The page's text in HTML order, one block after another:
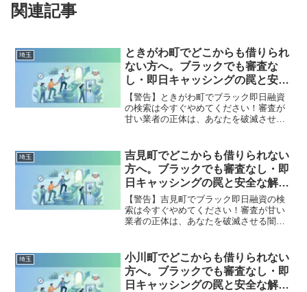
関連記事
埼玉
ときがわ町でどこからも借りられ
ない方へ。ブラックでも審査な
し・即日キャッシングの罠と安全
な解決策
【警告】ときがわ町でブラック即日融資
の検索は今すぐやめてください！審査が
甘い業者の正体は、あなたを破滅させる
ときがわ町で違法業者を避け、借金地獄
から抜け出した方々の実体験と確実な解
決策を完全公開。
埼玉
吉見町でどこからも借りられない
方へ。ブラックでも審査なし・即
日キャッシングの罠と安全な解決
策
【警告】吉見町でブラック即日融資の検
索は今すぐやめてください！審査が甘い
業者の正体は、あなたを破滅させる闇金
町で違法業者を避け、借金地獄から抜け
出した方々の実体験と確実な解決策を完
全公開。
埼玉
小川町でどこからも借りられない
方へ。ブラックでも審査なし・即
日キャッシングの罠と安全な解決